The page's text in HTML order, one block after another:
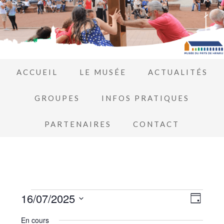
ACCUEIL LE MUSÉE ACTUALITÉS
GROUPES INFOS PRATIQUES
PARTENAIRES CONTACT
par
JOUR
16/07/2025
En cours